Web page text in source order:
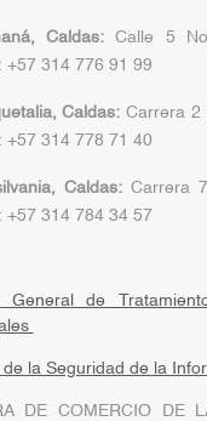
Caldas:Calle 5
+57 314 776 91 99
Caldas: Carrera 2
+57 314 778 71 40
Caldas: Carrera
+57 314 784 34 57
General de
de la Seguridad de la
DE COMERCIO DE